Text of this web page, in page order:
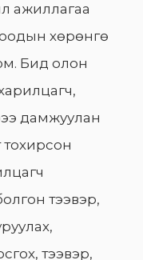
ажиллагаа
хөрөнгө
Бид олон
дамжуулан
тээвэр,
тээвэр,